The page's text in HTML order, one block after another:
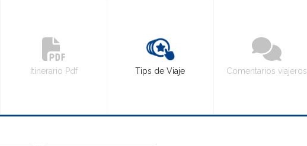
Itinerario Pdf Tips de Viaje Comentarios viajeros